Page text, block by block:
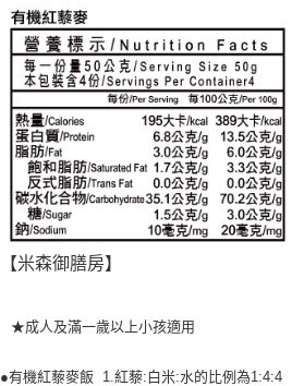
【米森御膳房】
★成人及滿一歲以上小孩適用
●有機紅藜麥飯 1.紅藜:白米:水的比例為1:4:4